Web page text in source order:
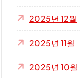
2025년 12월
2025년 11월
2025년 10월